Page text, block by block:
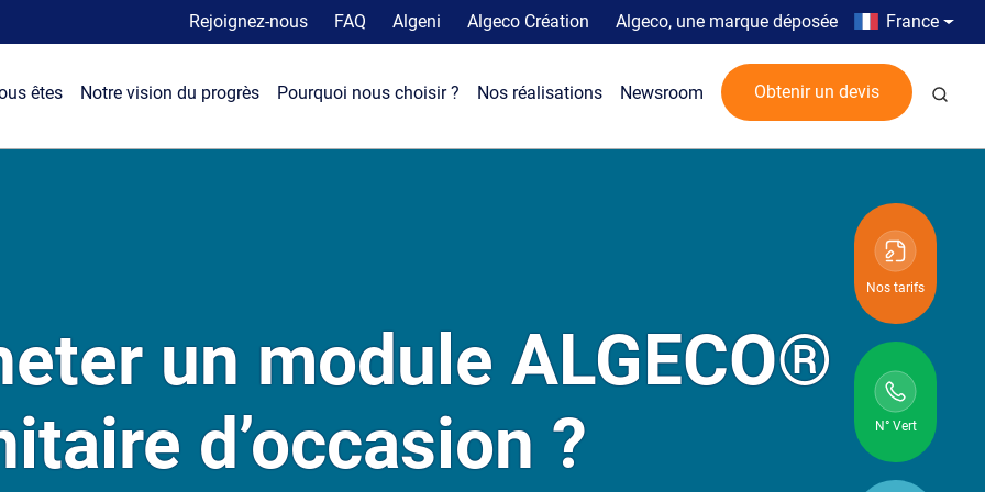
Top menu
Rejoignez-nous FAQ Algeni Algeco Création Algeco, une marque déposée Country menu
France
êtes Notre vision du progrès Pourquoi nous choisir ? Nos réalisations Newsroom Obtenir un devis
Nos tarifs
N° Vert
N° vert :
un module ALGECO®
d’occasion ?